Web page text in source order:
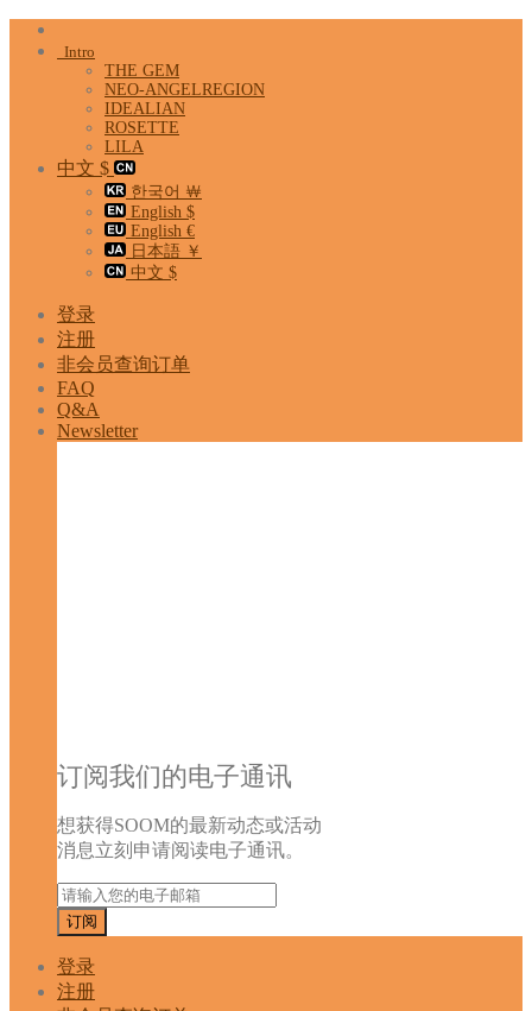
Skip
Intro
THE GEM
NEO-ANGELREGION
IDEALIAN
ROSETTE
LILA
中文 $
한국어 ￦
English $
English €
日本語 ￥
中文 $
登录
注册
非会员查询订单
FAQ
Q&A
Newsletter
订阅我们的电子通讯
想获得SOOM的最新动态或活动
消息立刻申请阅读电子通讯。
登录
注册